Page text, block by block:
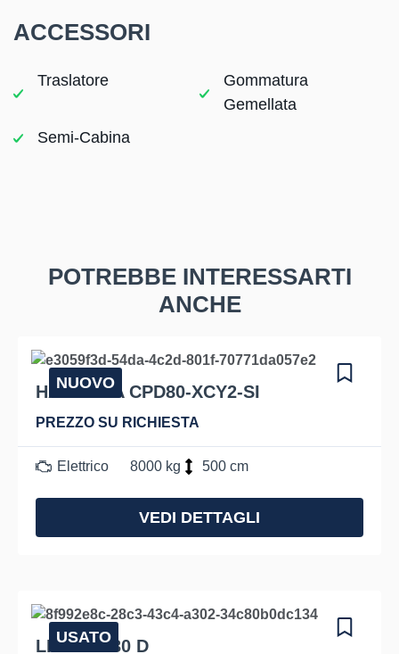
ACCESSORI
Traslatore
Gommatura
Gemellata
Semi-Cabina
POTREBBE INTERESSARTI
ANCHE
HANGCHA CPD80-XCY2-SI
PREZZO SU RICHIESTA
Elettrico 8000 kg 500 cm
VEDI DETTAGLI
NUOVO
LINDE H 30 D
USATO